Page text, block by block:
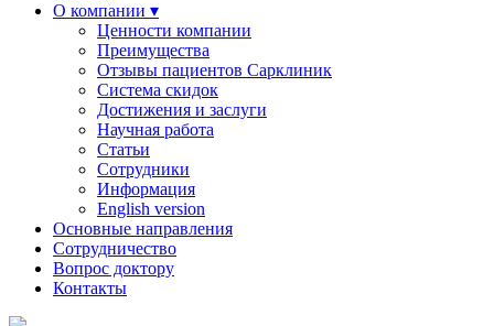
О компании ▾
Ценности компании
Преимущества
Отзывы пациентов Сарклиник
Система скидок
Достижения и заслуги
Научная работа
Статьи
Сотрудники
Информация
English version
Основные направления
Сотрудничество
Вопрос доктору
Контакты